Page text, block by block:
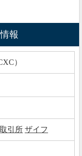
報
）
引所 ザイフ